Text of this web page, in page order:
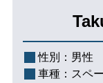
性別： 男性
車種： スペ